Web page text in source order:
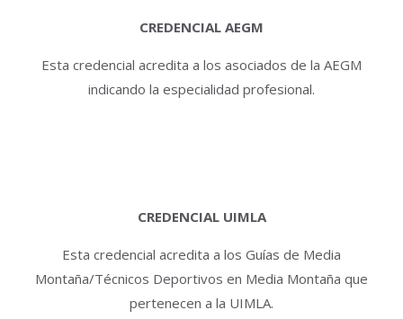
CREDENCIAL AEGM
Esta credencial acredita a los asociados de la AEGM
indicando la especialidad profesional.
CREDENCIAL UIMLA
Esta credencial acredita a los Guías de Media
Montaña/Técnicos Deportivos en Media Montaña que
pertenecen a la UIMLA.